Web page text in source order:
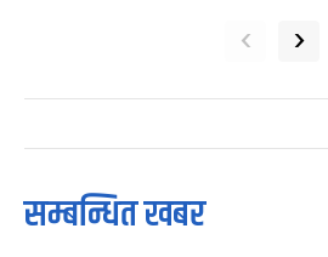
‹ ›
सम्बन्धित खबर